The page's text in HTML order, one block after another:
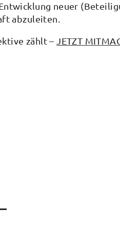
neuer
abzuleiten.
zählt – JETZT